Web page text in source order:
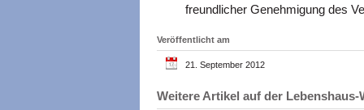
freundlicher Genehmigung des
Veröffentlicht am
21. September 2012
Weitere Artikel auf der